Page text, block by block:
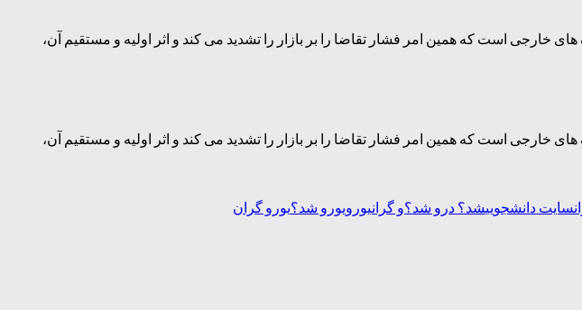
خارجی است که همین امر فشار تقاضا را بر بازار را تشدید می کند و اثر اولیه و مستقیم آن،
خارجی است که همین امر فشار تقاضا را بر بازار را تشدید می کند و اثر اولیه و مستقیم آن،
سایت دانشجوییشد؟ در و شد؟و گرانیورویورو شد؟یورو گران